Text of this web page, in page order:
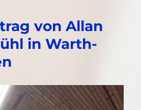
von Allan
in Warth-